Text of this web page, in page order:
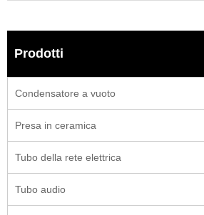
Prodotti
Condensatore a vuoto
Presa in ceramica
Tubo della rete elettrica
Tubo audio